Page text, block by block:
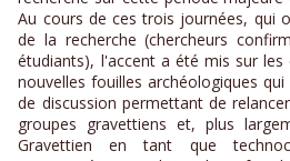
Au cours de ces trois journées, qui
de la recherche (chercheurs
étudiants), l'accent a été mis sur
nouvelles fouilles archéologiques
de discussion permettant de
groupes gravettiens et, plus
Gravettien en tant que